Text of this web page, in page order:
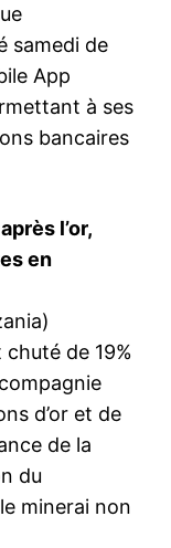
samedi de
App
à ses
bancaires
l’or,
en
de 19%
d’or et de
de la
du
minerai non